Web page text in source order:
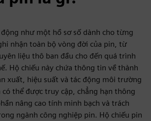
như một hồ sơ số dành cho từng
nhận toàn bộ vòng đời của pin, từ
liệu thô ban đầu cho đến quá trình
Hộ chiếu này chứa thông tin về thành
xuất, hiệu suất và tác động môi trường
thể được truy cập, chẳng hạn thông
nâng cao tính minh bạch và trách
ngành công nghiệp pin. Hộ chiếu pin